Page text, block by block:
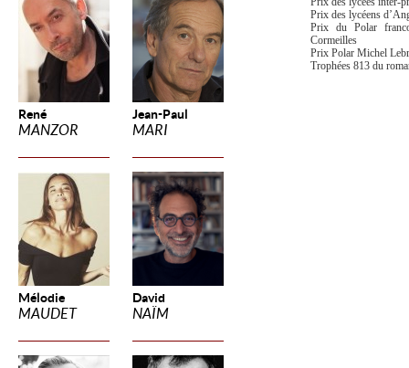
René
MANZOR
Jean-Paul
MARI
Mélodie
MAUDET
David
NAÏM
Prix des lycéens
Prix du Polar
Cormeilles
Prix Polar Michel
Trophées 813 du